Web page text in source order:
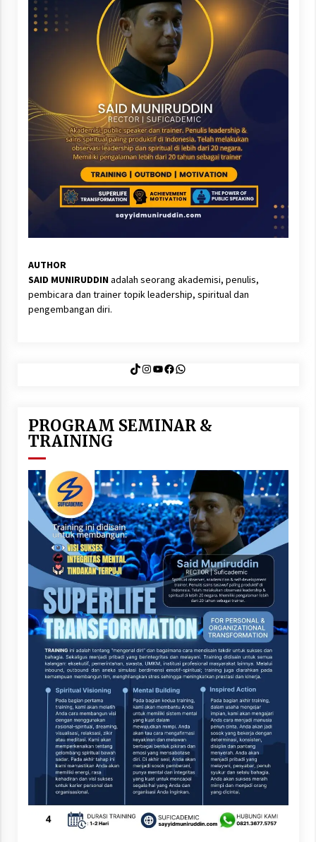
AUTHOR
SAID MUNIRUDDINadalah seorang akademisi, penulis,
pembicara dan trainer topik leadership, spiritual dan
pengembangan diri.
TikTok
Instagram
YouTube
Facebook
WhatsApp
PROGRAM SEMINAR &
TRAINING